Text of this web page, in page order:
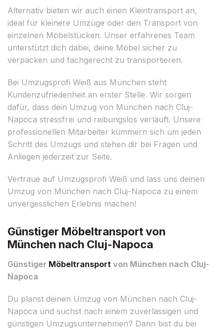
Alternativ bieten wir auch einen Kleintransport an,
ideal für kleinere Umzüge oder den Transport von
einzelnen Möbelstücken. Unser erfahrenes Team
unterstützt dich dabei, deine Möbel sicher zu
verpacken und fachgerecht zu transportieren.
Bei Umzugsprofi Weiß aus München steht
Kundenzufriedenheit an erster Stelle. Wir sorgen
dafür, dass dein Umzug von München nach Cluj-
Napoca stressfrei und reibungslos verläuft. Unsere
professionellen Mitarbeiter kümmern sich um jeden
Schritt des Umzugs und stehen dir bei Fragen und
Anliegen jederzeit zur Seite.
Vertraue auf Umzugsprofi Weiß und lass uns deinen
Umzug von München nach Cluj-Napoca zu einem
unvergesslichen Erlebnis machen!
Günstiger Möbeltransport von
München nach Cluj-Napoca
Günstiger Möbeltransport von München nach Cluj-
Napoca
Du planst deinen Umzug von München nach Cluj-
Napoca und suchst nach einem zuverlässigen und
günstigen Umzugsunternehmen? Dann bist du bei